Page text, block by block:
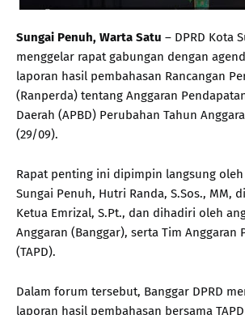
Sungai Penuh, Warta Satu – DPRD Kota
menggelar rapat gabungan dengan
laporan hasil pembahasan Rancangan
(Ranperda) tentang Anggaran
Daerah (APBD) Perubahan Tahun
(29/09).
Rapat penting ini dipimpin langsung oleh
Sungai Penuh, Hutri Randa, S.Sos., MM,
Ketua Emrizal, S.Pt., dan dihadiri oleh
Anggaran (Banggar), serta Tim Anggaran
(TAPD).
Dalam forum tersebut, Banggar DPRD
laporan hasil pembahasan bersama